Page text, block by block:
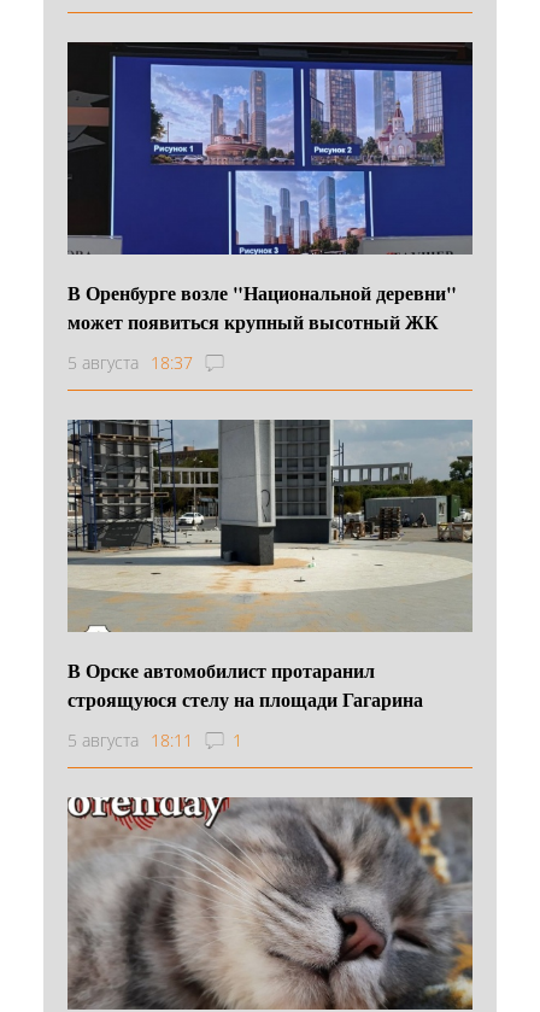
В Оренбурге возле "Национальной деревни"
может появиться крупный высотный ЖК
5 августа 18:37
В Орске автомобилист протаранил
строящуюся стелу на площади Гагарина
5 августа 18:11 1